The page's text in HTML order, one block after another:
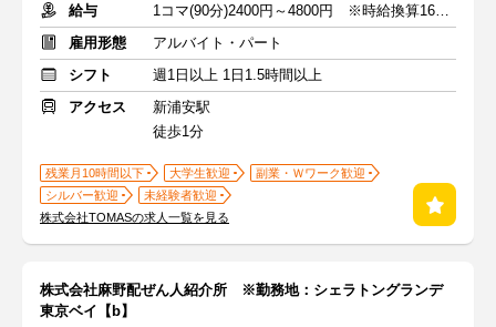
給与
1コマ(90分)2400円～4800円 ※時給換算1600円～3200円
雇用形態
アルバイト・パート
シフト
週1日以上 1日1.5時間以上
アクセス
新浦安駅
徒歩1分
残業月10時間以下 大学生歓迎
副業・Ｗワーク歓迎
シルバー歓迎
未経験者歓迎
株式会社TOMASの求人一覧を見る
株式会社麻野配ぜん人紹介所 ※勤務地：シェラトングランデ
東京ベイ【b】